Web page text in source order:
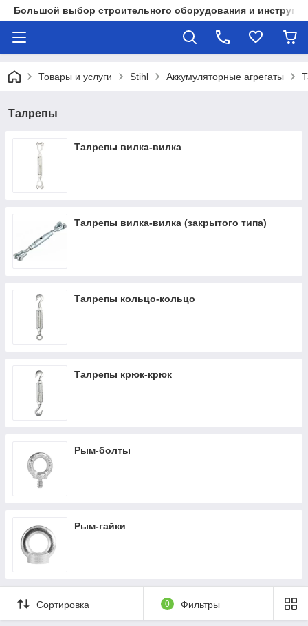
Большой выбор строительного оборудования и
Товары и услуги Stihl Аккумуляторные агрегаты
Талрепы
Талрепы вилка-вилка
Талрепы вилка-вилка (закрытого типа)
Талрепы кольцо-кольцо
Талрепы крюк-крюк
Рым-болты
Рым-гайки
Сортировка 0 Фильтры